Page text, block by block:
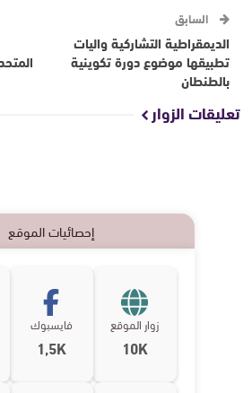
السابق
الديمقراطية التشاركية واليات
تطبيقها موضوع دورة تكوينية
بالطنطان
تعليقات الزوار
إحصائيات الموقع
زوار الموقع
10K
فايسبوك
1,5K